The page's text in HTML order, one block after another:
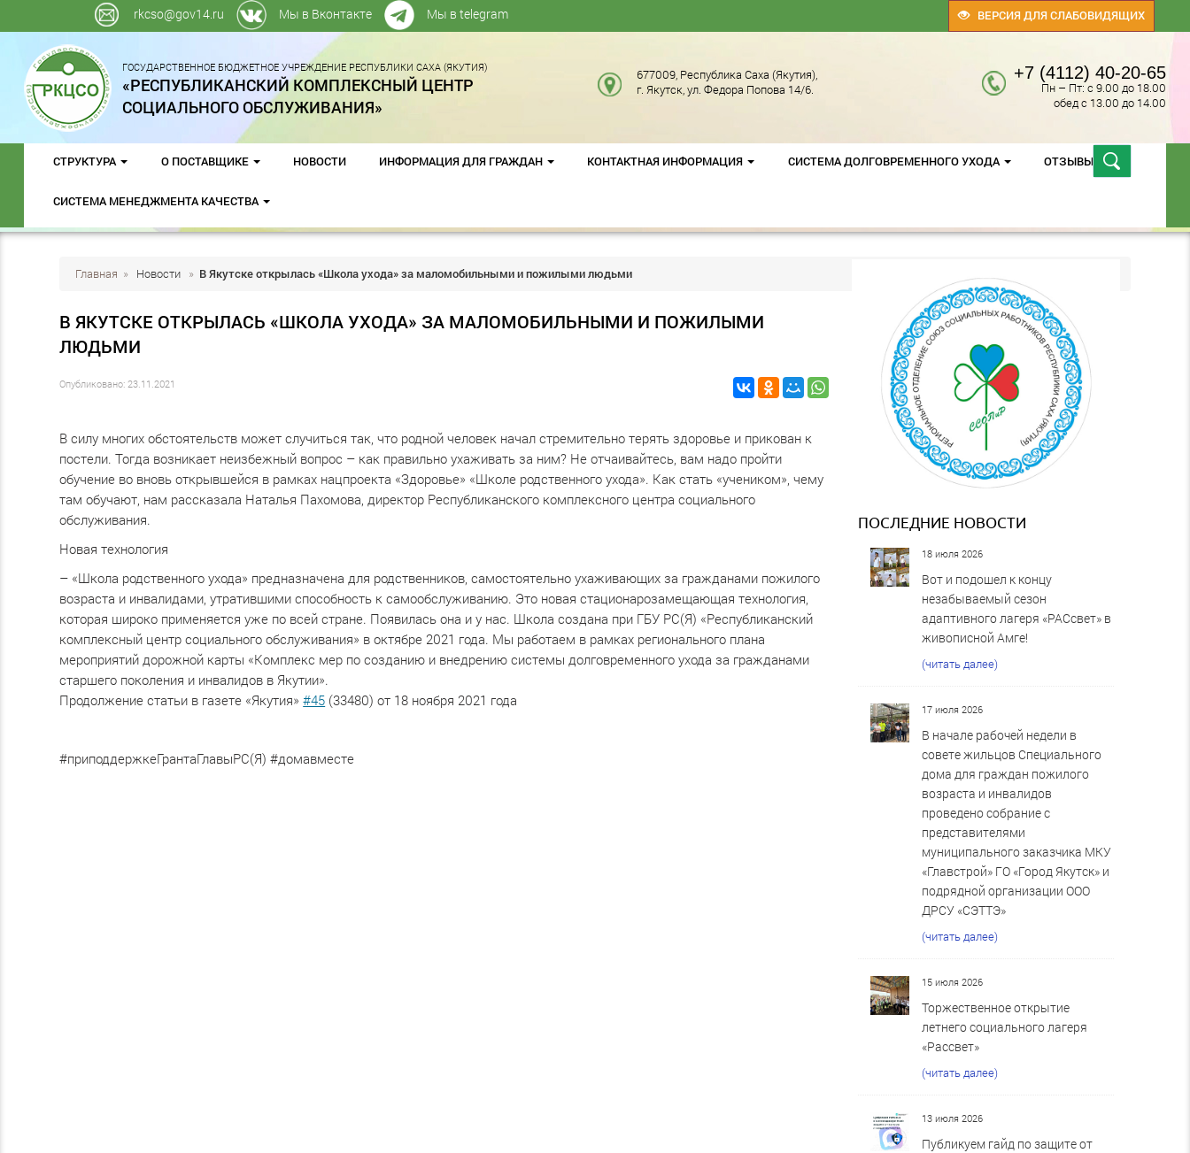
ВЕРСИЯ ДЛЯ СЛАБОВИДЯЩИХ
rkcso@gov14.ru Мы в Вконтакте Мы в telegram
ГОСУДАРСТВЕННОЕ БЮДЖЕТНОЕ УЧРЕЖДЕНИЕ РЕСПУБЛИКИ САХА (ЯКУТИЯ)
«РЕСПУБЛИКАНСКИЙ КОМПЛЕКСНЫЙ ЦЕНТР
СОЦИАЛЬНОГО ОБСЛУЖИВАНИЯ»
677009, Республика Саха (Якутия),
г. Якутск, ул. Федора Попова 14/6.
+7 (4112) 40-20-65
Пн – Пт: с 9.00 до 18.00
обед с 13.00 до 14.00
СТРУКТУРА О ПОСТАВЩИКЕ НОВОСТИ ИНФОРМАЦИЯ ДЛЯ ГРАЖДАН КОНТАКТНАЯ ИНФОРМАЦИЯ СИСТЕМА ДОЛГОВРЕМЕННОГО УХОДА ОТЗЫВЫ
СИСТЕМА МЕНЕДЖМЕНТА КАЧЕСТВА
Главная » Новости » В Якутске открылась «Школа ухода» за маломобильными и пожилыми людьми
В ЯКУТСКЕ ОТКРЫЛАСЬ «ШКОЛА УХОДА» ЗА МАЛОМОБИЛЬНЫМИ И ПОЖИЛЫМИ
ЛЮДЬМИ
Опубликовано: 23.11.2021
В силу многих обстоятельств может случиться так, что родной человек начал стремительно терять здоровье и прикован к
постели. Тогда возникает неизбежный вопрос – как правильно ухаживать за ним? Не отчаивайтесь, вам надо пройти
обучение во вновь открывшейся в рамках нацпроекта «Здоровье» «Школе родственного ухода». Как стать «учеником», чему
там обучают, нам рассказала Наталья Пахомова, директор Республиканского комплексного центра социального
обслуживания.
Новая технология
– «Школа родственного ухода» предназначена для родственников, самостоятельно ухаживающих за гражданами пожилого
возраста и инвалидами, утратившими способность к самообслуживанию. Это новая стационарозамещающая технология,
которая широко применяется уже по всей стране. Появилась она и у нас. Школа создана при ГБУ РС(Я) «Республиканский
комплексный центр социального обслуживания» в октябре 2021 года. Мы работаем в рамках регионального плана
мероприятий дорожной карты «Комплекс мер по созданию и внедрению системы долговременного ухода за гражданами
старшего поколения и инвалидов в Якутии».
Продолжение статьи в газете «Якутия»#45 (33480) от 18 ноября 2021 года
#приподдержкеГрантаГлавыРС(Я) #домавместе
ПОСЛЕДНИЕ НОВОСТИ
18 июля 2026
Вот и подошел к концу
незабываемый сезон
адаптивного лагеря «РАСсвет» в
живописной Амге!
(читать далее)
17 июля 2026
В начале рабочей недели в
совете жильцов Специального
дома для граждан пожилого
возраста и инвалидов
проведено собрание с
представителями
муниципального заказчика МКУ
«Главстрой» ГО «Город Якутск» и
подрядной организации ООО
ДРСУ «СЭТТЭ»
(читать далее)
15 июля 2026
Торжественное открытие
летнего социального лагеря
«Рассвет»
(читать далее)
13 июля 2026
Публикуем гайд по защите от